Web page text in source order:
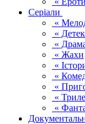
Серіали
«
«
«
« Жахи
«
«
«
«
«